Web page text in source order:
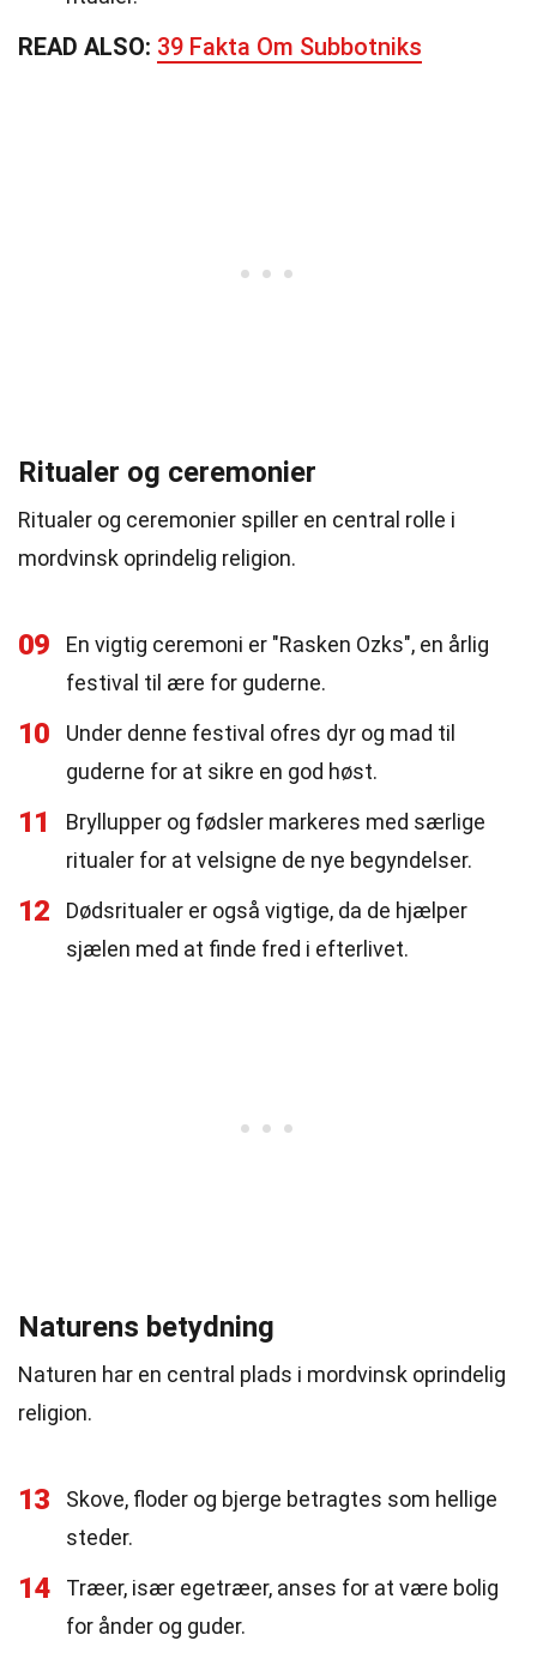
READ ALSO: 39 Fakta Om Subbotniks
Ritualer og ceremonier
Ritualer og ceremonier spiller en central rolle i
mordvinsk oprindelig religion.
09
En vigtig ceremoni er "Rasken Ozks", en årlig
festival til ære for guderne.
10
Under denne festival ofres dyr og mad til
guderne for at sikre en god høst.
11
Bryllupper og fødsler markeres med særlige
ritualer for at velsigne de nye begyndelser.
12
Dødsritualer er også vigtige, da de hjælper
sjælen med at finde fred i efterlivet.
Naturens betydning
Naturen har en central plads i mordvinsk oprindelig
religion.
13
Skove, floder og bjerge betragtes som hellige
steder.
14
Træer, især egetræer, anses for at være bolig
for ånder og guder.